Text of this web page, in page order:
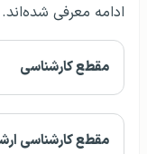
ادامه معرفی شده‌اند.
مقطع کارشناسی
مقطع کارشناسی